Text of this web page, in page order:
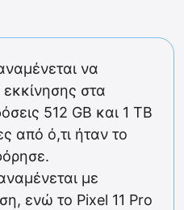
να
εκκίνησης στα
512 GB και 1 TB
από ό,τι ήταν το
με
ενώ το Pixel 11 Pro